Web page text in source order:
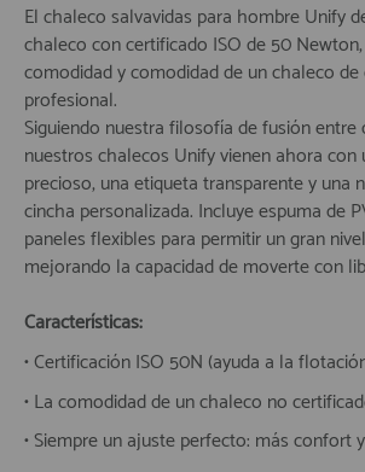
El chaleco salvavidas para hombre Unify
chaleco con certificado ISO de 50
comodidad y comodidad de un chaleco
profesional.
Siguiendo nuestra filosofía de fusión entre
nuestros chalecos Unify vienen ahora
precioso, una etiqueta transparente y una
cincha personalizada. Incluye espuma de
paneles flexibles para permitir un gran
mejorando la capacidad de moverte con
Características:
• Certificación ISO 50N (ayuda a la
• La comodidad de un chaleco no
• Siempre un ajuste perfecto: más confort